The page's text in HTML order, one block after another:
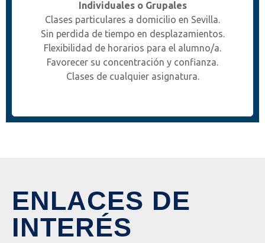
Individuales o Grupales
Clases particulares a domicilio en Sevilla.
Sin perdida de tiempo en desplazamientos.
Flexibilidad de horarios para el alumno/a.
Favorecer su concentración y confianza.
Clases de cualquier asignatura.
ENLACES DE
INTERÉS